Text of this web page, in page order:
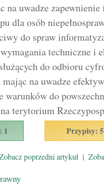
na uwadze
dla osób
do spraw
techniczne i
do odbioru
na uwadze
warunków do
terytorium
1 Przypisy: 5
poprzedni artykuł|